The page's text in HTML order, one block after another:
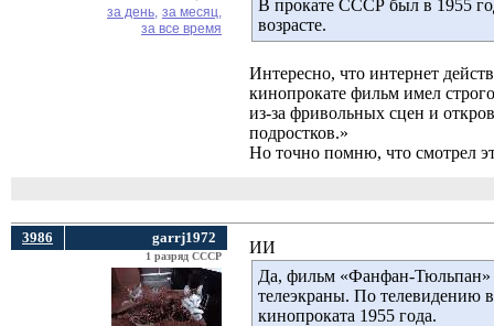
за день, за месяц,
за все время
В прокате СССР был в 1955
возрасте.
Интересно, что интернет
кинопрокате фильм имел
из-за фривольных сцен и
подростков.»
Но точно помню, что смотрел
3986 garrj1972
1 разряд СССР
ИИ
Да, фильм «Фанфан-Тюльпан»
телеэкраны. По телевидению
кинопроката 1955 года.